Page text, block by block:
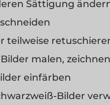
Sättigung
teilweise
malen,
einfärben
Bilder